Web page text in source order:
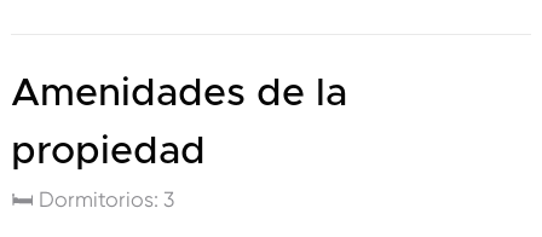
Amenidades de la
propiedad
🛏️ Dormitorios: 3